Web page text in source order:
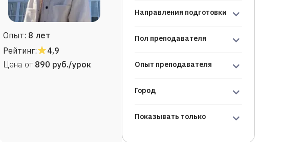
Опыт: 8 лет
Рейтинг:
4,9
Цена от 890 руб./урок
Направления подготовки
Пол преподавателя
Опыт преподавателя
Город
Показывать только